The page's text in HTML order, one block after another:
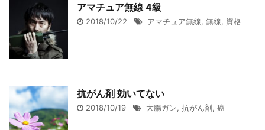
アマチュア無線 4級
2018/10/22 アマチュア無線, 無線, 資格
抗がん剤 効いてない
2018/10/19 大腸ガン, 抗がん剤, 癌